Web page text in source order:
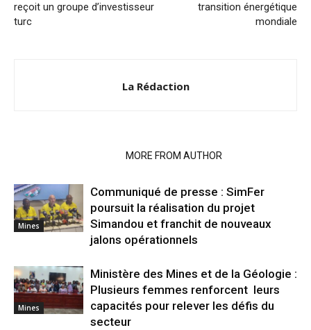
reçoit un groupe d’investisseur
turc
transition énergétique
mondiale
La Rédaction
MORE FROM AUTHOR
Mines
Communiqué de presse : SimFer
poursuit la réalisation du projet
Simandou et franchit de nouveaux
jalons opérationnels
Mines
Ministère des Mines et de la Géologie :
Plusieurs femmes renforcent leurs
capacités pour relever les défis du
secteur